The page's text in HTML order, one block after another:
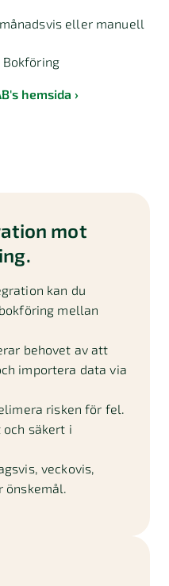
eller manuell
hemsida
mot
kan du
mellan
behovet av att
importera data via
risken för fel.
säkert i
veckovis,
önskemål.